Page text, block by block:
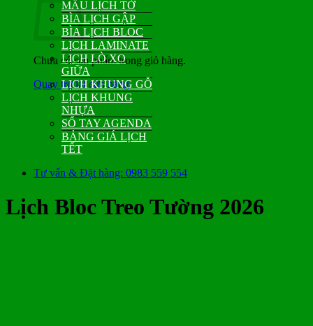
Chưa có sản phẩm trong giỏ hàng.
Quay trở lại cửa hàng
MẪU LỊCH TỜ
BÌA LỊCH GẬP
BÌA LỊCH BLOC
LỊCH LAMINATE
LỊCH LÒ XO
GIỮA
LỊCH KHUNG GỖ
LỊCH KHUNG
NHỰA
SỔ TAY AGENDA
BẢNG GIÁ LỊCH
TẾT
Tư vấn & Đặt hàng: 0983 559 554
Lịch Bloc Treo Tường 2026